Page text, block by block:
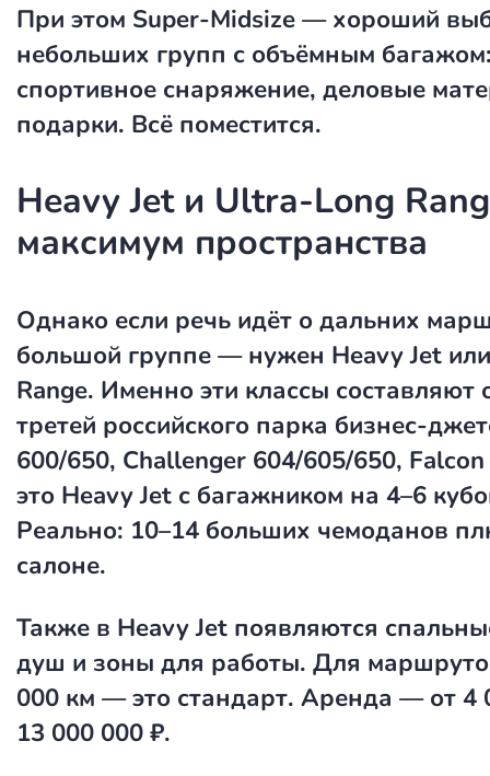
При этом Super-Midsize — хороший
небольших групп с объёмным
спортивное снаряжение, деловые
подарки. Всё поместится.
Heavy Jet и Ultra-Long
максимум пространства
Однако если речь идёт о дальних
большой группе — нужен Heavy Jet
Range. Именно эти классы составляют
третей российского парка бизнес-
600/650, Challenger 604/605/650,
это Heavy Jet с багажником на 4–6
Реально: 10–14 больших чемоданов
салоне.
Также в Heavy Jet появляются
душ и зоны для работы. Для
000 км — это стандарт. Аренда — от 4
13 000 000 ₽.